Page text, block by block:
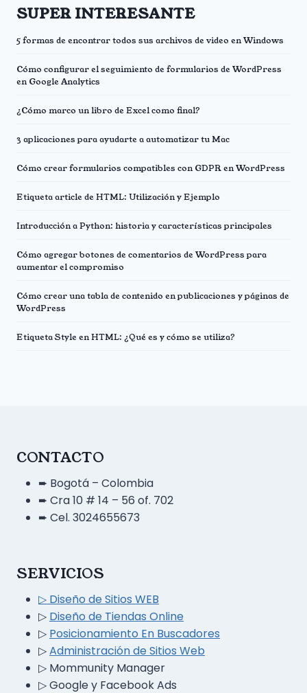
SUPER INTERESANTE
5 formas de encontrar todos sus archivos de video en Windows
Cómo configurar el seguimiento de formularios de WordPress
en Google Analytics
¿Cómo marco un libro de Excel como final?
3 aplicaciones para ayudarte a automatizar tu Mac
Cómo crear formularios compatibles con GDPR en WordPress
Etiqueta article de HTML: Utilización y Ejemplo
Introducción a Python: historia y características principales
Cómo agregar botones de comentarios de WordPress para
aumentar el compromiso
Cómo crear una tabla de contenido en publicaciones y páginas de
WordPress
Etiqueta Style en HTML: ¿Qué es y cómo se utiliza?
CONTACTO
➨ Bogotá – Colombia
➨ Cra 10 # 14 – 56 of. 702
➨ Cel. 3024655673
SERVICIOS
▷ Diseño deSitios WEB
▷ Diseño de Tiendas Online
▷ Posicionamiento En Buscadores
▷Administración de Sitios Web
▷ Mommunity Manager
▷ Google y Facebook Ads